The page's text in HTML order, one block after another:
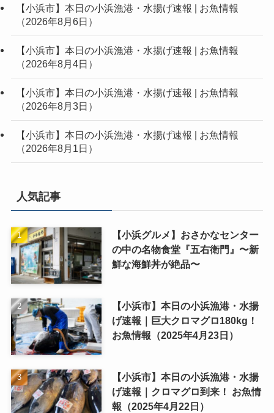
【小浜市】本日の小浜漁港・水揚げ速報 | お魚情報
（2026年8月6日）
【小浜市】本日の小浜漁港・水揚げ速報 | お魚情報
（2026年8月4日）
【小浜市】本日の小浜漁港・水揚げ速報 | お魚情報
（2026年8月3日）
【小浜市】本日の小浜漁港・水揚げ速報 | お魚情報
（2026年8月1日）
人気記事
【小浜グルメ】おさかなセンター
の中の名物食堂『五右衛門』〜新
鮮な海鮮丼が絶品〜
【小浜市】本日の小浜漁港・水揚
げ速報｜巨大クロマグロ180kg！
お魚情報（2025年4月23日）
【小浜市】本日の小浜漁港・水揚
げ速報｜クロマグロ到来！ お魚情
報（2025年4月22日）